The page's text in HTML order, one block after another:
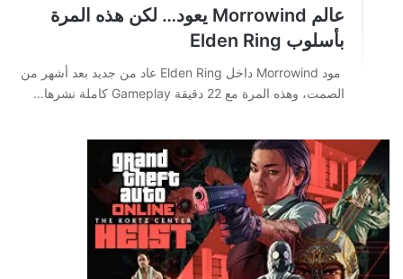
عالم Morrowind يعود… لكن هذه المرة
بأسلوب Elden Ring
مود Morrowind داخل Elden Ring عاد من جديد بعد أشهر من
الصمت، وهذه المرة مع 22 دقيقة Gameplay كاملة نشرها…